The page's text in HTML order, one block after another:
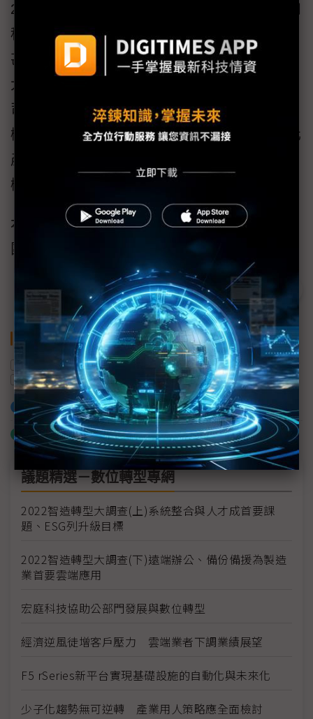
2020年Mindtronic AI接受
科技部、經濟部等政府資源，對新創團隊幫助
甚大。尤其在科技部TTA協助下，接受IAPS交
大加速器的輔導，參與台灣精品等活動，讓公
司營運體質更為健全，以及獲得更多國際曝光
機會。在Mindtronic AI規劃中，在持續投入優化
產品工作外，也會同時拓展與美系車廠的合作
機會，全力搶攻智慧車的龐大商機。
本文原刊載於TTA雜誌2022年1月號，更多新創
團隊故事歡迎至
瀏覽。
關鍵字
自動駕駛 AI 電動車
燃油車
汽車供應鏈
加入已選取到「關鍵字追蹤」
什麼是「關鍵字追蹤」
議題精選－數位轉型專網
2022智造轉型大調查(上)系統整合與人才成首要課
題、ESG列升級目標
2022智造轉型大調查(下)遠端辦公、備份備援為製造
業首要雲端應用
宏庭科技協助公部門發展與數位轉型
經濟逆風徒增客戶壓力 雲端業者下調業績展望
F5 rSeries新平台實現基礎設施的自動化與未來化
少子化趨勢無可逆轉 產業用人策略應全面檢討